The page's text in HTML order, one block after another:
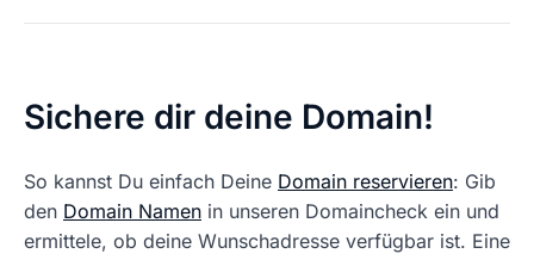
Sichere dir deine Domain!
So kannst Du einfach Deine Domain reservieren: Gib
den Domain Namen in unseren Domaincheck ein und
ermittele, ob deine Wunschadresse verfügbar ist. Eine